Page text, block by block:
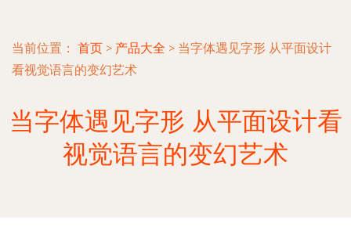
当前位置： 首页 > 产品大全 > 当字体遇见字形 从平面设计
看视觉语言的变幻艺术
当字体遇见字形 从平面设计看
视觉语言的变幻艺术